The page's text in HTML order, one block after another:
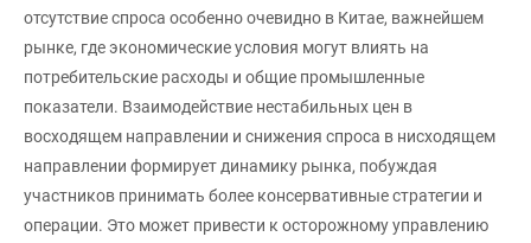
отсутствие спроса особенно очевидно в Китае, важнейшем
рынке, где экономические условия могут влиять на
потребительские расходы и общие промышленные
показатели. Взаимодействие нестабильных цен в
восходящем направлении и снижения спроса в нисходящем
направлении формирует динамику рынка, побуждая
участников принимать более консервативные стратегии и
операции. Это может привести к осторожному управлению